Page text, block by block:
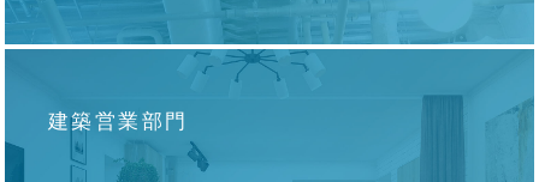
建築営業部門